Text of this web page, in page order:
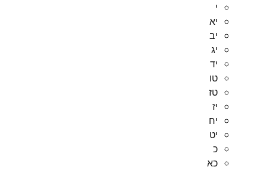
י
יא
יב
יג
יד
טו
טז
יז
יח
יט
כ
כא